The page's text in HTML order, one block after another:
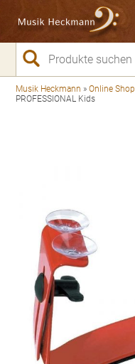
Suchen
nach:
Musik Heckmann »Online Shop
PROFESSIONAL Kids